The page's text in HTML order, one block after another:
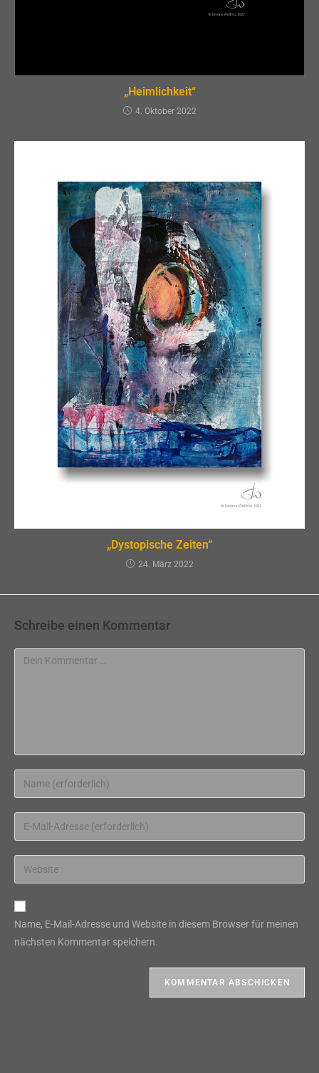
„Heimlichkeit“
4. Oktober 2022
„Dystopische Zeiten“
24. März 2022
Schreibe einen Kommentar
Kommentar
deinen
Namen
oder
zum
Kommentieren
ein
deine
E-
Mail-
zum
Kommentieren
ein
deine
Website-
Name, E-Mail-Adresse und Website in diesem Browser für meinen
nächsten Kommentar speichern.